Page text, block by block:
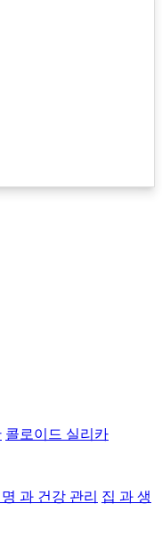
콜로이드 실리카
과 건강 관리 집 과 생